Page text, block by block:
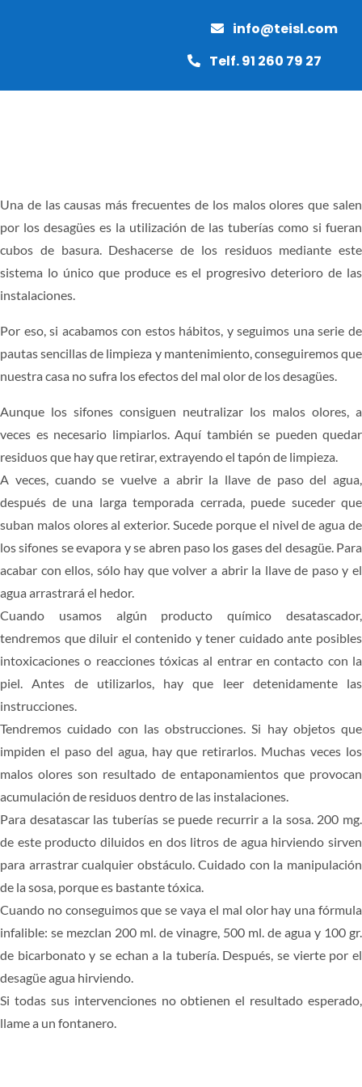
info@teisl.com
Telf. 91 260 79 27
PAVIMENTOS
OBRAS Y REFORMAS
CARPINTERÍA
PRESUPUESTO
Una de las causas más frecuentes de los malos olores que salen
por los desagües es la utilización de las tuberías como si fueran
cubos de basura. Deshacerse de los residuos mediante este
sistema lo único que produce es el progresivo deterioro de las
instalaciones.
Por eso, si acabamos con estos hábitos, y seguimos una serie de
pautas sencillas de limpieza y mantenimiento, conseguiremos que
nuestra casa no sufra los efectos del mal olor de los desagües.
Aunque los sifones consiguen neutralizar los malos olores, a
veces es necesario limpiarlos. Aquí también se pueden quedar
residuos que hay que retirar, extrayendo el tapón de limpieza.
A veces, cuando se vuelve a abrir la llave de paso del agua,
después de una larga temporada cerrada, puede suceder que
suban malos olores al exterior. Sucede porque el nivel de agua de
los sifones se evapora y se abren paso los gases del desagüe. Para
acabar con ellos, sólo hay que volver a abrir la llave de paso y el
agua arrastrará el hedor.
Cuando usamos algún producto químico desatascador,
tendremos que diluir el contenido y tener cuidado ante posibles
intoxicaciones o reacciones tóxicas al entrar en contacto con la
piel. Antes de utilizarlos, hay que leer detenidamente las
instrucciones.
Tendremos cuidado con las obstrucciones. Si hay objetos que
impiden el paso del agua, hay que retirarlos. Muchas veces los
malos olores son resultado de entaponamientos que provocan
acumulación de residuos dentro de las instalaciones.
Para desatascar las tuberías se puede recurrir a la sosa. 200 mg.
de este producto diluidos en dos litros de agua hirviendo sirven
para arrastrar cualquier obstáculo. Cuidado con la manipulación
de la sosa, porque es bastante tóxica.
Cuando no conseguimos que se vaya el mal olor hay una fórmula
infalible: se mezclan 200 ml. de vinagre, 500 ml. de agua y 100 gr.
de bicarbonato y se echan a la tubería. Después, se vierte por el
desagüe agua hirviendo.
Si todas sus intervenciones no obtienen el resultado esperado,
llame a un fontanero.